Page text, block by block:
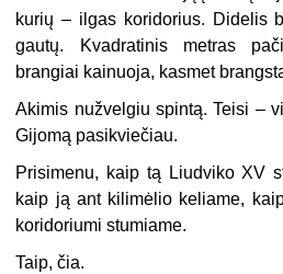
kurių – ilgas koridorius. Didelis
gautų. Kvadratinis metras
brangiai kainuoja, kasmet
Akimis nužvelgiu spintą. Teisi –
Gijomą pasikviečiau.
Prisimenu, kaip tą Liudviko XV
kaip ją ant kilimėlio keliame,
koridoriumi stumiame.
Taip, čia.